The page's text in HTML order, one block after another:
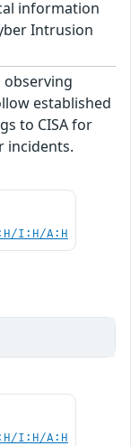
information
Intrusion
established
to CISA for
incidents.
I:H/A:H
I:H/A:H